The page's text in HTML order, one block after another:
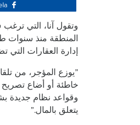
وتقول آنا، التي
المنطقة منذ سنوات
إدارة العقارات التي تضم أكثر من
”يوزع المؤجر، من
خاطئة أو أضاع تصريح
وقواعد نظام جديدة
يتعلق بالمال.”